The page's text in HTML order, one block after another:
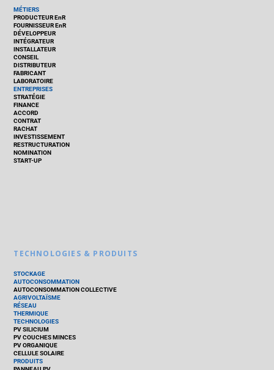
MÉTIERS
PRODUCTEUR EnR
FOURNISSEUR EnR
DÉVELOPPEUR
INTÉGRATEUR
INSTALLATEUR
CONSEIL
DISTRIBUTEUR
FABRICANT
LABORATOIRE
ENTREPRISES
STRATÉGIE
FINANCE
ACCORD
CONTRAT
RACHAT
INVESTISSEMENT
RESTRUCTURATION
NOMINATION
START-UP
TECHNOLOGIES & PRODUITS
STOCKAGE
AUTOCONSOMMATION
AUTOCONSOMMATION COLLECTIVE
AGRIVOLTAÏSME
RÉSEAU
THERMIQUE
TECHNOLOGIES
PV SILICIUM
PV COUCHES MINCES
PV ORGANIQUE
CELLULE SOLAIRE
PRODUITS